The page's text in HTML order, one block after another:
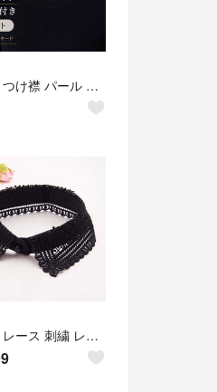
付け襟 つけ襟 パール ホワイト 白 レディース ビジューカラー フェイクカラー
付け襟 レース 刺繍 レディース オシャレ お祝い 行事 キッズ ブラック 黒